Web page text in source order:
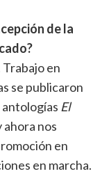
de la
Trabajo en
se publicaron
El
ahora nos
en
en marcha.